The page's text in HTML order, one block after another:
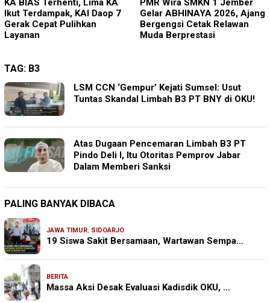
PMR Wira SMKN 1 Jember
Gelar ABHINAYA 2026, Ajang
Bergengsi Cetak Relawan
Muda Berprestasi
Imigrasi Ponorogo Deportasi
Satu WN Tiongkok
Salahgunakan Ijin Tinggal
TAG: B3
LSM CCN ‘Gempur’ Kejati Sumsel: Usut
Tuntas Skandal Limbah B3 PT BNY di OKU!
Atas Dugaan Pencemaran Limbah B3 PT
Pindo Deli I, Itu Otoritas Pemprov Jabar
Dalam Memberi Sanksi
PALING BANYAK DIBACA
JAWA TIMUR, SIDOARJO
19 Siswa Sakit Bersamaan, Wartawan Sempa…
BERITA
Massa Aksi Desak Evaluasi Kadisdik OKU, …